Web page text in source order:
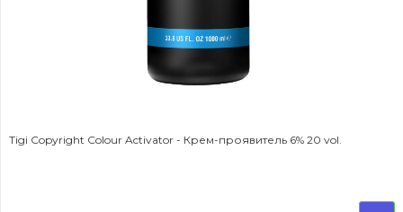
Tigi Copyright Colour Activator - Крем-проявитель 6% 20 vol.